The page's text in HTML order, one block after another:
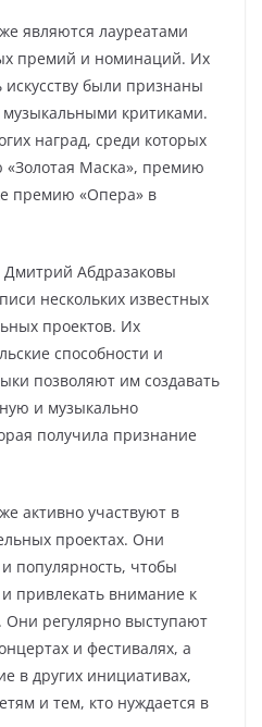
являются лауреатами
премий и номинаций. Их
были признаны
критиками.
наград, среди которых
Маска», премию
премию «Опера» в
Дмитрий Абдразаковы
нескольких известных
проектов. Их
способности и
позволяют им создавать
и музыкально
получила признание
активно участвуют в
проектах. Они
популярность, чтобы
привлекать внимание к
регулярно выступают
и фестивалях, а
в других инициативах,
и тем, кто нуждается в